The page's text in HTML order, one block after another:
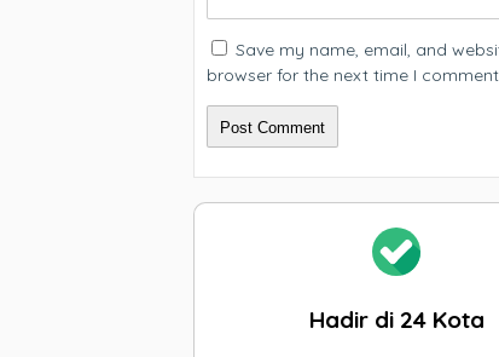
Save my name, email, and
browser for the next time I
Hadir di 24 Kota